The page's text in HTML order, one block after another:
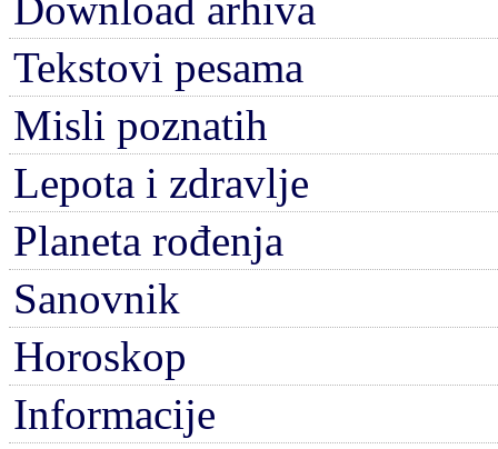
Tekstovi pesama
Misli poznatih
Lepota i zdravlje
Planeta rođenja
Sanovnik
Horoskop
Informacije